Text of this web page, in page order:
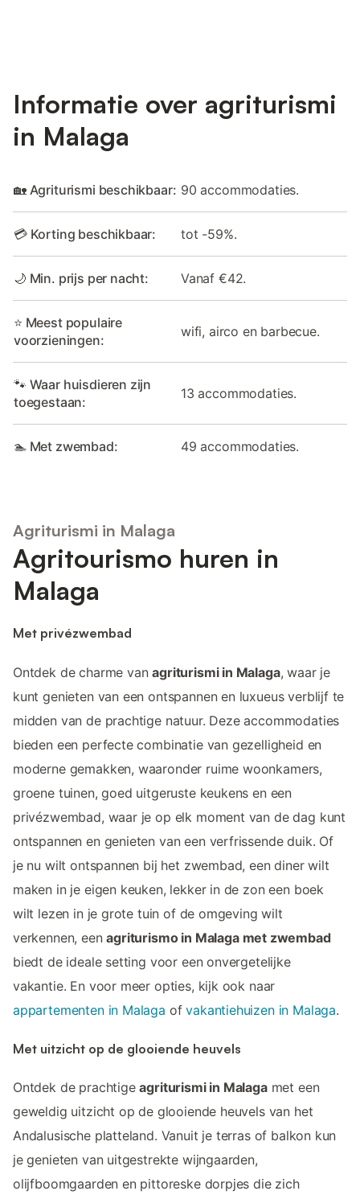
Informatie over agriturismi
in Malaga
🏡 Agriturismi beschikbaar: 90 accommodaties.
💳 Korting beschikbaar: tot -59%.
🌙 Min. prijs per nacht: Vanaf €42.
⭐ Meest populaire
voorzieningen:
wifi, airco en barbecue.
🐾 Waar huisdieren zijn
toegestaan:
13 accommodaties.
🏊 Met zwembad: 49 accommodaties.
Agriturismi in Malaga
Agritourismo huren in
Malaga
Met privézwembad
Ontdek de charme vanagriturismi in Malaga, waar je
kunt genieten van een ontspannen en luxueus verblijf te
midden van de prachtige natuur. Deze accommodaties
bieden een perfecte combinatie van gezelligheid en
moderne gemakken, waaronder ruime woonkamers,
groene tuinen, goed uitgeruste keukens en een
privézwembad, waar je op elk moment van de dag kunt
ontspannen en genieten van een verfrissende duik. Of
je nu wilt ontspannen bij het zwembad, een diner wilt
maken in je eigen keuken, lekker in de zon een boek
wilt lezen in je grote tuin of de omgeving wilt
verkennen, eenagriturismo in Malaga met zwembad
biedt de ideale setting voor een onvergetelijke
vakantie. En voor meer opties, kijk ook naar
appartementen in Malaga ofvakantiehuizen in Malaga.
Met uitzicht op de glooiende heuvels
Ontdek de prachtigeagriturismi in Malagamet een
geweldig uitzicht op de glooiende heuvels van het
Andalusische platteland. Vanuit je terras of balkon kun
je genieten van uitgestrekte wijngaarden,
olijfboomgaarden en pittoreske dorpjes die zich